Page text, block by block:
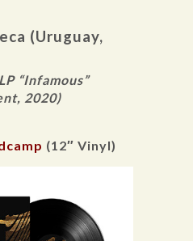
(Uruguay,
“Infamous”
2020)
(12″ Vinyl)